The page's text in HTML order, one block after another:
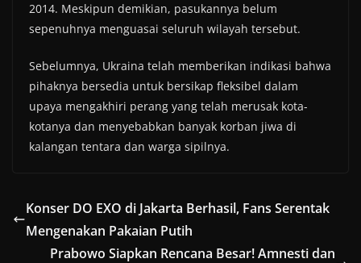
2014. Meskipun demikian, pasukannya belum
sepenuhnya menguasai seluruh wilayah tersebut.
Sebelumnya, Ukraina telah memberikan indikasi bahwa
pihaknya bersedia untuk bersikap fleksibel dalam
upaya mengakhiri perang yang telah merusak kota-
kotanya dan menyebabkan banyak korban jiwa di
kalangan tentara dan warga sipilnya.
Konser DO EXO di Jakarta Berhasil, Fans Serentak
Mengenakan Pakaian Putih
Prabowo Siapkan Rencana Besar! Amnesti dan